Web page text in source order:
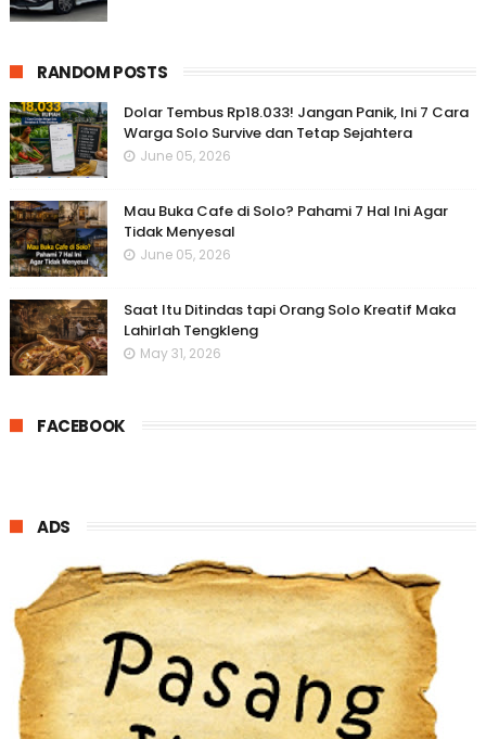
RANDOM POSTS
Dolar Tembus Rp18.033! Jangan Panik, Ini 7 Cara
Warga Solo Survive dan Tetap Sejahtera
June 05, 2026
Mau Buka Cafe di Solo? Pahami 7 Hal Ini Agar
Tidak Menyesal
June 05, 2026
Saat Itu Ditindas tapi Orang Solo Kreatif Maka
Lahirlah Tengkleng
May 31, 2026
FACEBOOK
ADS